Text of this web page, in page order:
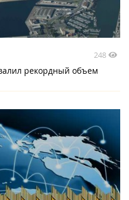
248
рекордный объем